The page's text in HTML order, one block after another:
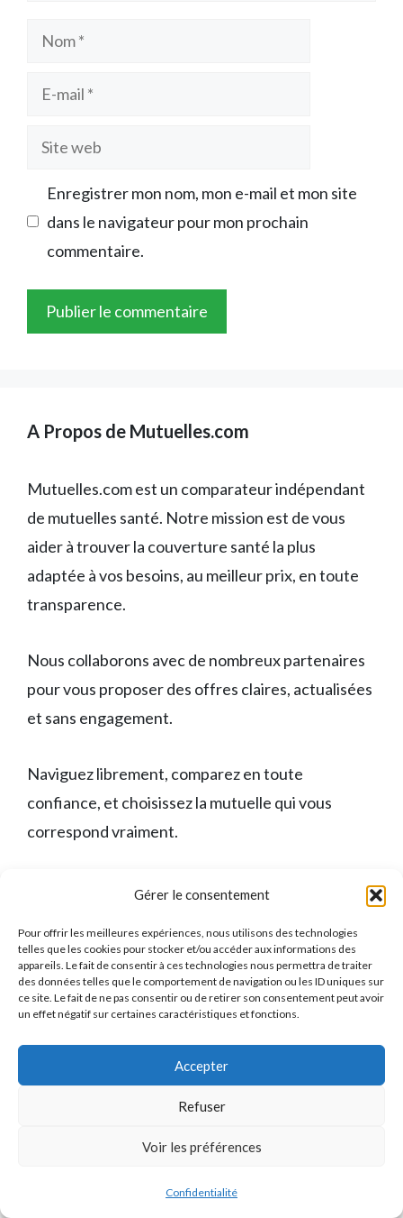
Gérer le consentement
Pour offrir les meilleures expériences, nous utilisons des technologies
telles que les cookies pour stocker et/ou accéder aux informations des
appareils. Le fait de consentir à ces technologies nous permettra de traiter
des données telles que le comportement de navigation ou les ID uniques sur
ce site. Le fait de ne pas consentir ou de retirer son consentement peut avoir
un effet négatif sur certaines caractéristiques et fonctions.
Accepter
Refuser
Voir les préférences
Confidentialité
Nom
Site
Enregistrer mon nom, mon e-mail et mon site
dans le navigateur pour mon prochain
commentaire.
A Propos de Mutuelles.com
Mutuelles.com est un comparateur indépendant
de mutuelles santé. Notre mission est de vous
aider à trouver la couverture santé la plus
adaptée à vos besoins, au meilleur prix, en toute
transparence.
Nous collaborons avec de nombreux partenaires
pour vous proposer des offres claires, actualisées
et sans engagement.
Naviguez librement, comparez en toute
confiance, et choisissez la mutuelle qui vous
correspond vraiment.
Qui sommes-nous ?
Devenir Partenaire
Programme d’Affiliation
Mentions Légales
utilisateurs ce mois-ci